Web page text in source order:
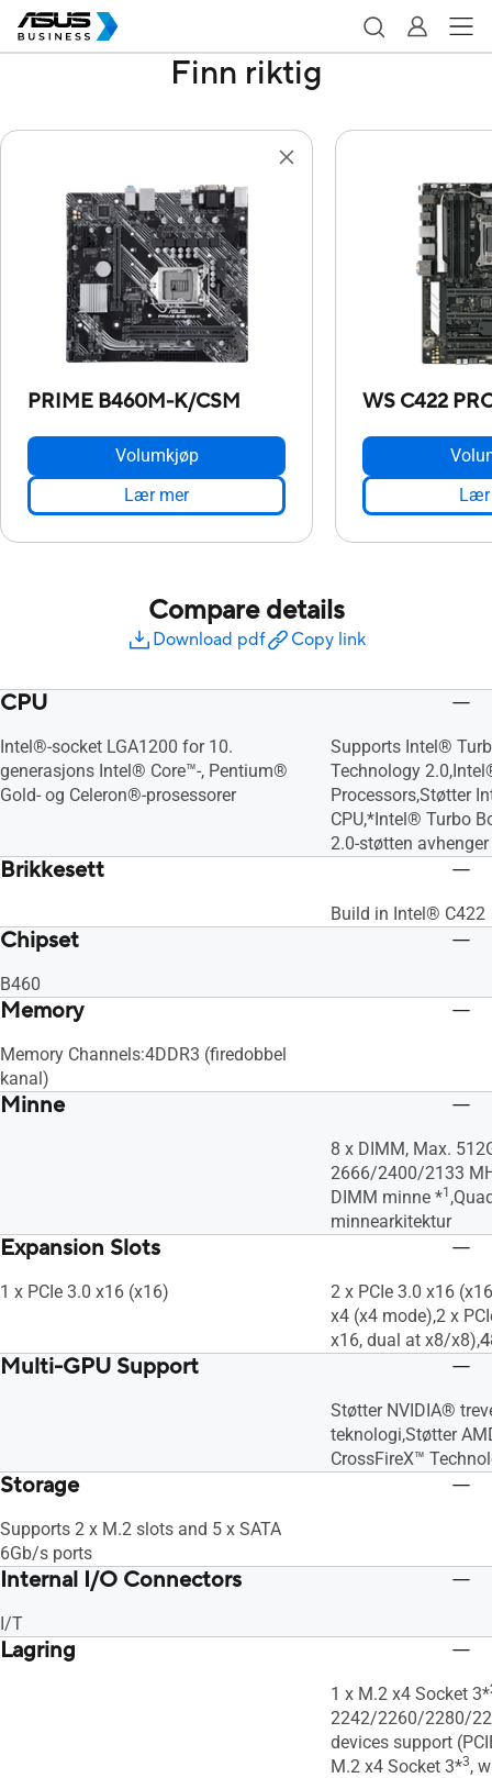
Finn riktig
PRIME B460M-K/CSM
Volumkjøp
Lær mer
WS C422
Lær
Compare details
Download pdf Copy link
CPU
Intel®-socket LGA1200 for 10.
generasjons Intel® Core™-, Pentium®
Gold- og Celeron®-prosessorer
Supports Intel®
Technology
Processors,Støtter
CPU,*Intel® Turbo
2.0-støtten avhenger
Brikkesett
Build in Intel® C422
Chipset
B460
Memory
Memory Channels:4DDR3 (firedobbel
kanal)
Minne
8 x DIMM, Max.
2666/2400/2133
DIMM minne *1
minnearkitektur
Expansion Slots
1 x PCIe 3.0 x16 (x16)
2 x PCIe 3.0 x16
x4 (x4 mode),2 x
x16, dual at x8/x8),
Multi-GPU Support
Støtter NVIDIA®
teknologi,Støtter
CrossFireX™
Storage
Supports 2 x M.2 slots and 5 x SATA
6Gb/s ports
Internal I/O Connectors
I/T
Lagring
1 x M.2 x4 Socket 3*
2242/2260/2280/
devices support
M.2 x4 Socket 3*3,